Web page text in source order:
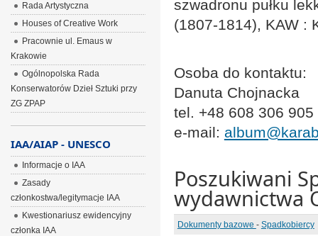
szwadronu pułku
(1807-1814), KAW :
Osoba do kontaktu:
Danuta Chojnacka
tel. +48 608 306 905
e-mail:
Poszukiwani
wydawnictwa
Dokumenty bazowe - Spadkobiercy
Rada Artystyczna
Houses of Creative Work
Pracownie ul. Emaus w
Krakowie
Ogólnopolska Rada
Konserwatorów Dzieł Sztuki przy
ZG ZPAP
IAA/AIAP - UNESCO
Informacje o IAA
Zasady
członkostwa/legitymacje IAA
Kwestionariusz ewidencyjny
członka IAA